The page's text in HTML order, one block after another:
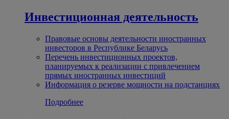
Инвестиционная деятельность
Правовые основы деятельности иностранных
инвесторов в Республике Беларусь
Перечень инвестиционных проектов,
планируемых к реализации с привлечением
прямых иностранных инвестиций
Информация о резерве мощности на подстанциях
Подробнее